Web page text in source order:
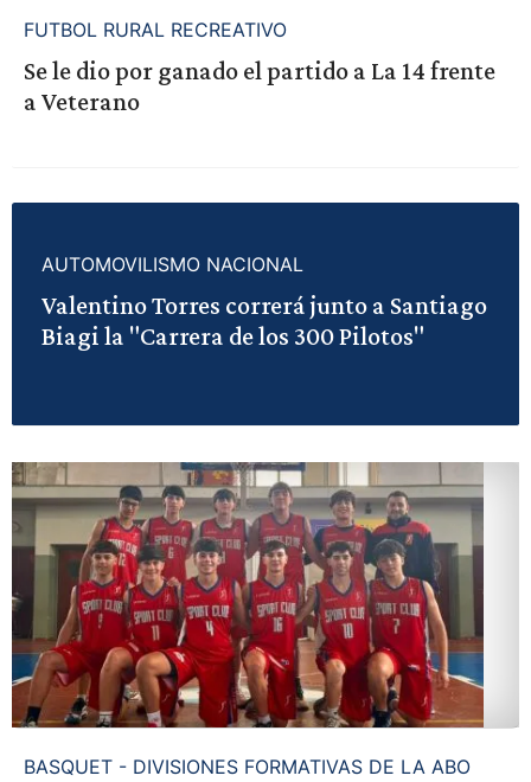
FUTBOL RURAL RECREATIVO
Se le dio por ganado el partido a La 14 frente
a Veterano
AUTOMOVILISMO NACIONAL
Valentino Torres correrá junto a Santiago
Biagi la "Carrera de los 300 Pilotos"
BASQUET - DIVISIONES FORMATIVAS DE LA ABO